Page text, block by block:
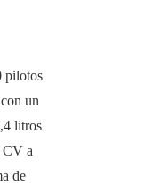
pilotos
un
litros
CV a
de